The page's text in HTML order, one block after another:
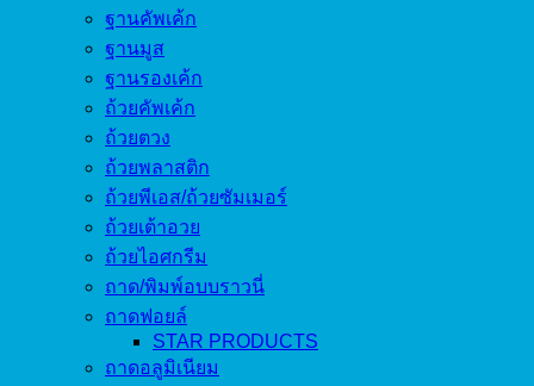
ฐานคัพเค้ก
ฐานมูส
ฐานรองเค้ก
ถ้วยคัพเค้ก
ถ้วยตวง
ถ้วยพลาสติก
ถ้วยพีเอส/ถ้วยซัมเมอร์
ถ้วยเต้าอวย
ถ้วยไอศกรีม
ถาด/พิมพ์อบบราวนี่
ถาดฟอยล์
STAR PRODUCTS
ถาดอลูมิเนียม